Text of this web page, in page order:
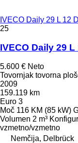
IVECO Daily 29 L 12
25
IVECO Daily 29
5.600 € Neto
Tovornjak tovorna
2009
159.119 km
Euro 3
Moč 116 KM (85 kW)
Volumen 2 m³
vzmetno/vzmetno
Nemčija, Delbrück